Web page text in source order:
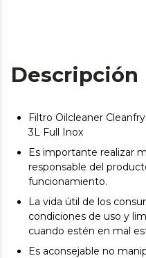
Descripción
Filtro Oilcleaner
3L Full Inox
Es importante realizar
responsable del
funcionamiento.
La vida útil de los
condiciones de uso y
cuando estén en mal
Es aconsejable no